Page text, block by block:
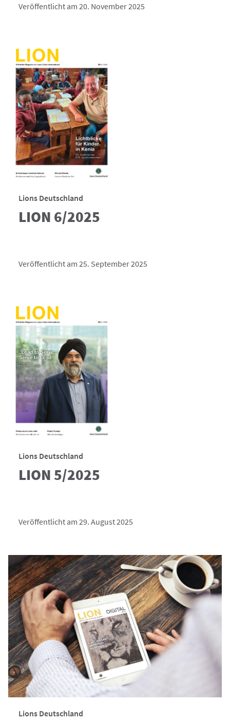
Veröffentlicht am 20. November 2025
Lions Deutschland
LION 6/2025
Veröffentlicht am 25. September 2025
Lions Deutschland
LION 5/2025
Veröffentlicht am 29. August 2025
Lions Deutschland